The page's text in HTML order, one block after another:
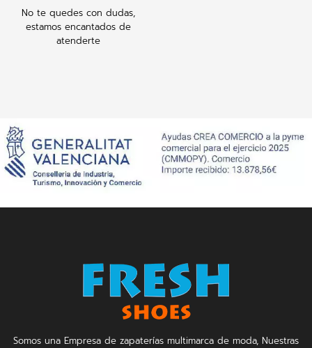
No te quedes con dudas,
estamos encantados de
atenderte
Somos una Empresa de zapaterías multimarca de moda, Nuestras